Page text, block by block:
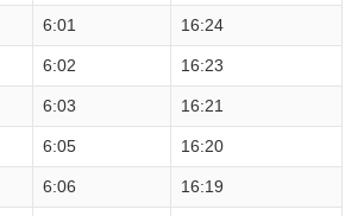
6:01 16:24
6:02 16:23
6:03 16:21
6:05 16:20
6:06 16:19